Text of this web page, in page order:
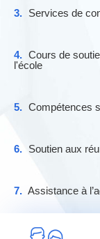
3. Services de
4. Cours de
l'école
5. Compétences
6. Soutien aux
7. Assistance à